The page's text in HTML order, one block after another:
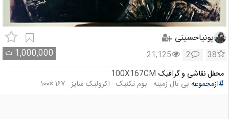
پونیاحسینی
1,000,000 ت 38
2
21,125
محفل نقاشی و گرافیک 100X167CM
#ازمجموعه بی بال زمینه : بوم تکنیک : اکرولیک سایز : ۱۶۷ ×۱۰۰